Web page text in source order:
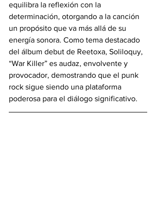
equilibra la reflexión con la
determinación, otorgando a la canción
un propósito que va más allá de su
energía sonora. Como tema destacado
del álbum debut de Reetoxa, Soliloquy,
“War Killer” es audaz, envolvente y
provocador, demostrando que el punk
rock sigue siendo una plataforma
poderosa para el diálogo significativo.